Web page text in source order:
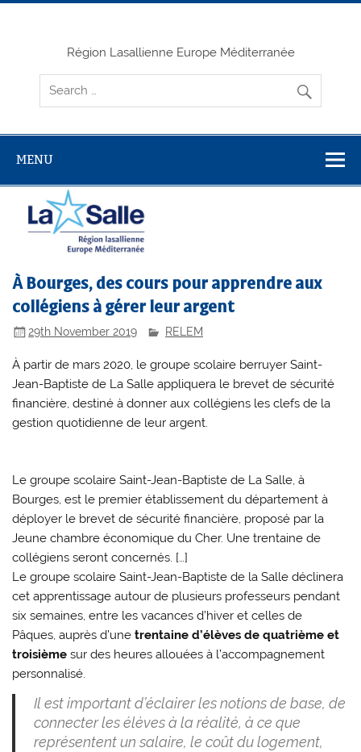
Skip
Région Lasallienne Europe Méditerranée
MENU
À Bourges, des cours pour apprendre aux
collégiens à gérer leur argent
29th November 2019 RELEM
À partir de mars 2020, le groupe scolaire berruyer Saint-
Jean-Baptiste de La Salle appliquera le brevet de sécurité
financière, destiné à donner aux collégiens les clefs de la
gestion quotidienne de leur argent.
Le groupe scolaire Saint-Jean-Baptiste de La Salle, à
Bourges, est le premier établissement du département à
déployer le brevet de sécurité financière, proposé par la
Jeune chambre économique du Cher. Une trentaine de
collégiens seront concernés. […]
Le groupe scolaire Saint-Jean-Baptiste de la Salle déclinera
cet apprentissage autour de plusieurs professeurs pendant
six semaines, entre les vacances d’hiver et celles de
Pâques, auprès d’unetrentaine d’élèves de quatrième et
troisième sur des heures allouées à l’accompagnement
personnalisé.
Il est important d’éclairer les notions de base, de
connecter les élèves à la réalité, à ce que
représentent un salaire, le coût du logement,